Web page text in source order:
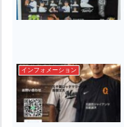
インフォメーション